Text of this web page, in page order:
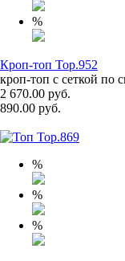
%
Кроп-топ Top.952
кроп-топ с сеткой по
2 670.00 руб.
890.00 руб.
%
%
%